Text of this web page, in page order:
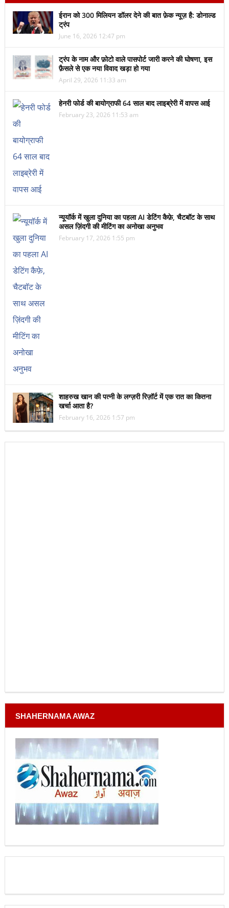
ईरान को 300 मिलियन डॉलर देने की बात फ़ेक न्यूज़ है: डोनाल्ड
ट्रंप
June 16, 2026 12:47 pm
ट्रंप के नाम और फ़ोटो वाले पासपोर्ट जारी करने की घोषणा, इस
फ़ैसले से एक नया विवाद खड़ा हो गया
April 29, 2026 11:33 am
हेनरी फोर्ड की बायोग्राफी 64 साल बाद लाइब्रेरी में वापस आई
February 23, 2026 11:53 am
न्यूयॉर्क में खुला दुनिया का पहला AI डेटिंग कैफ़े, चैटबॉट के साथ
असल ज़िंदगी की मीटिंग का अनोखा अनुभव
February 17, 2026 1:55 pm
शाहरुख खान की पत्नी के लग्ज़री रिज़ॉर्ट में एक रात का कितना
खर्चा आता है?
February 16, 2026 1:57 pm
SHAHERNAMA AWAZ